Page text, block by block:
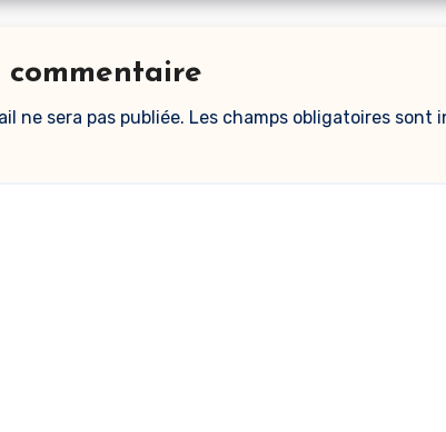
commentaire
ne sera pas publiée. Les champs obligatoires sont